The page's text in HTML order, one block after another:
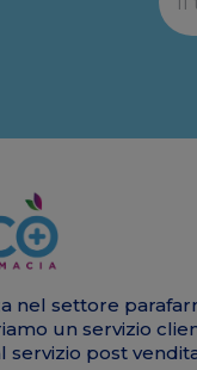
nel settore
un servizio
post